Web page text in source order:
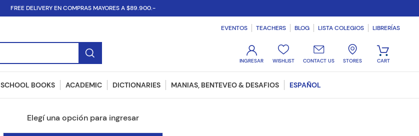
FREE DELIVERY EN COMPRAS MAYORES A $89.900.-
EVENTOS TEACHERS BLOG LISTA COLEGIOS LIBRERÍAS
WISHLIST CONTACT US STORES
SCHOOL BOOKS ACADEMIC DICTIONARIES MANIAS, BENTEVEO & DESAFIOS ESPAÑOL